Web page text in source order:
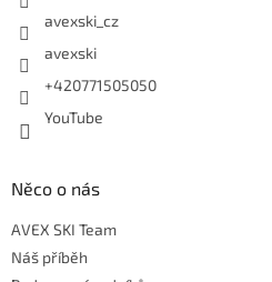
avexski_cz
avexski
+420771505050
YouTube
Něco o nás
AVEX SKI Team
Náš příběh